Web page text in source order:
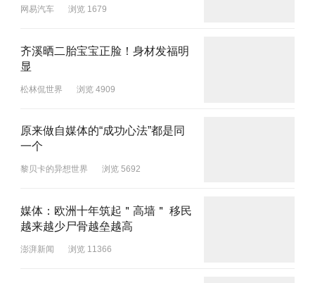
网易汽车 浏览 1679
齐溪晒二胎宝宝正脸！身材发福明
显
松林侃世界 浏览 4909
原来做自媒体的“成功心法”都是同
一个
黎贝卡的异想世界 浏览 5692
媒体：欧洲十年筑起＂高墙＂ 移民
越来越少尸骨越垒越高
澎湃新闻 浏览 11366